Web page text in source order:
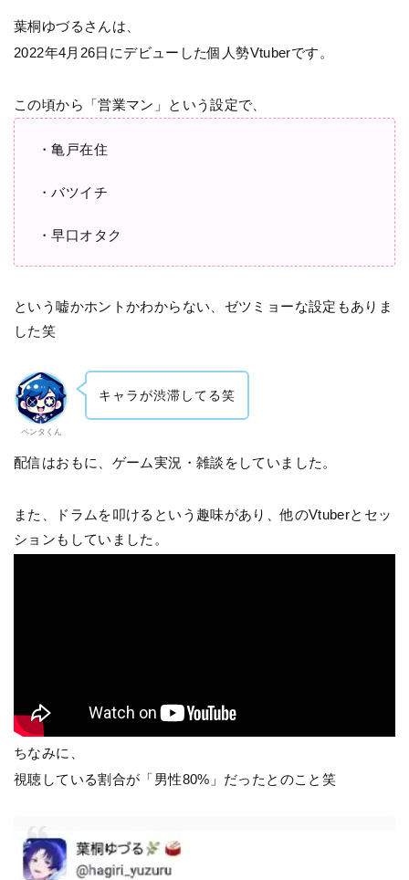
葉桐ゆづるさんは、
2022年4月26日にデビューした個人勢Vtuberです。
この頃から「営業マン」という設定で、
・亀戸在住
・バツイチ
・早口オタク
という嘘かホントかわからない、ゼツミョーな設定もありま
した笑
ペンタくん
キャラが渋滞してる笑
配信はおもに、ゲーム実況・雑談をしていました。
また、ドラムを叩けるという趣味があり、他のVtuberとセッ
ションもしていました。
ちなみに、
視聴している割合が「男性80%」だったとのこと笑